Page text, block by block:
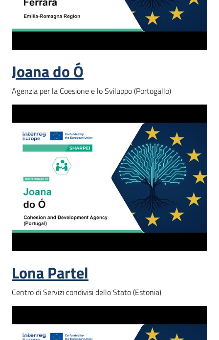
attività
Menu selezionato
Servizi
Comunicazione
partecipazione
Seguici
Joana do Ó
Agenzia per la Coesione e lo Sviluppo (Portogallo)
Lona Partel
Centro di Servizi condivisi dello Stato (Estonia)